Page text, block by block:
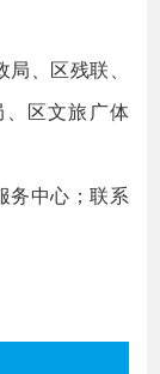
、区残联、
区文旅广体
中心；联系